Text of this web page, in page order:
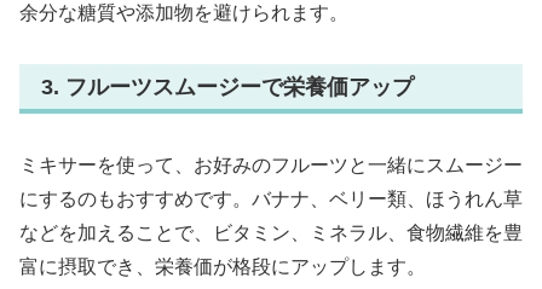
余分な糖質や添加物を避けられます。
3. フルーツスムージーで栄養価アップ
ミキサーを使って、お好みのフルーツと一緒にスムージー
にするのもおすすめです。バナナ、ベリー類、ほうれん草
などを加えることで、ビタミン、ミネラル、食物繊維を豊
富に摂取でき、栄養価が格段にアップします。